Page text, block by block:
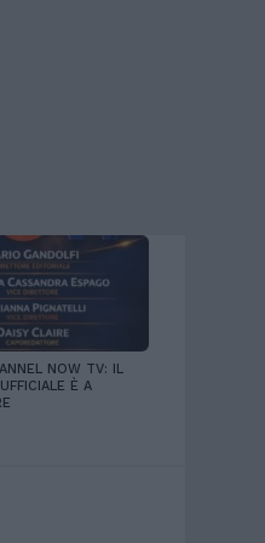
NOW TV: IL
È A